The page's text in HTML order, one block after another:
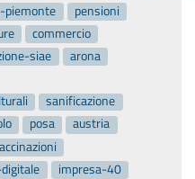
piemonte
pensioni
commercio
siae
arona
sanificazione
posa
austria
impresa-40